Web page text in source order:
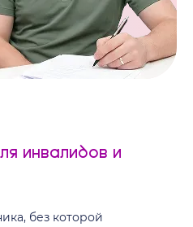
инвалидов и
без которой